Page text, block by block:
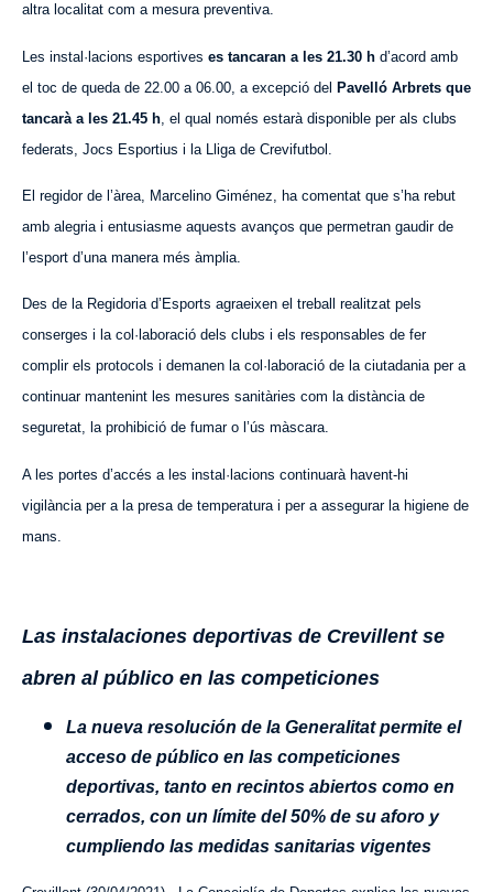
altra localitat com a mesura preventiva.
Les instal·lacions esportives es tancaran a les 21.30 h d’acord amb
el toc de queda de 22.00 a 06.00, a excepció del Pavelló Arbrets que
tancarà a les 21.45 h , el qual només estarà disponible per als clubs
federats, Jocs Esportius i la Lliga de Crevifutbol.
El regidor de l’àrea, Marcelino Giménez, ha comentat que s’ha rebut
amb alegria i entusiasme aquests avanços que permetran gaudir de
l’esport d’una manera més àmplia.
Des de la Regidoria d’Esports agraeixen el treball realitzat pels
conserges i la col·laboració dels clubs i els responsables de fer
complir els protocols i demanen la col·laboració de la ciutadania per a
continuar mantenint les mesures sanitàries com la distància de
seguretat, la prohibició de fumar o l’ús màscara.
A les portes d’accés a les instal·lacions continuarà havent-hi
vigilància per a la presa de temperatura i per a assegurar la higiene de
mans.
Las instalaciones deportivas de Crevillent se
abren al público en las competiciones
La nueva resolución de la Generalitat permite el
acceso de público en las competiciones
deportivas, tanto en recintos abiertos como en
cerrados, con un límite del 50% de su aforo y
cumpliendo las medidas sanitarias vigentes